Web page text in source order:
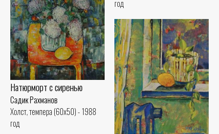
год
Натюрморт с сиренью
Садик Рахманов
Холст, темпера (60x50) - 1988
год